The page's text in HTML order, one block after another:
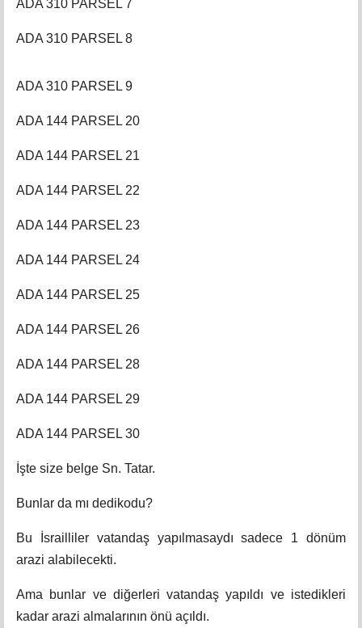
ADA 310 PARSEL 7
ADA 310 PARSEL 8
ADA 310 PARSEL 9
ADA 144 PARSEL 20
ADA 144 PARSEL 21
ADA 144 PARSEL 22
ADA 144 PARSEL 23
ADA 144 PARSEL 24
ADA 144 PARSEL 25
ADA 144 PARSEL 26
ADA 144 PARSEL 28
ADA 144 PARSEL 29
ADA 144 PARSEL 30
İşte size belge Sn. Tatar.
Bunlar da mı dedikodu?
Bu İsrailliler vatandaş yapılmasaydı sadece 1 dönüm
arazi alabilecekti.
Ama bunlar ve diğerleri vatandaş yapıldı ve istedikleri
kadar arazi almalarının önü açıldı.